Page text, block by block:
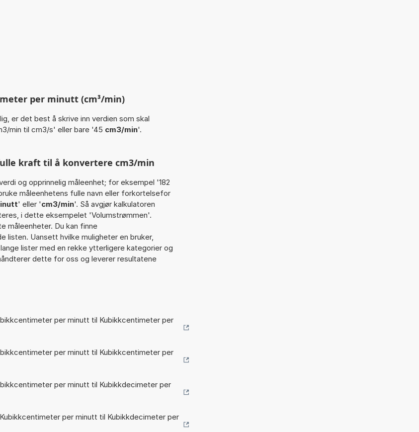
per minutt (cm³/min)
er det best å skrive inn verdien som skal
min til cm3/s' eller bare '45 cm3/min'.
kraft til å konvertere cm3/min
og opprinnelig måleenhet; for eksempel '182
måleenhetens fulle navn eller forkortelsefor
' eller 'cm3/min'. Så avgjør kalkulatoren
i dette eksempelet 'Volumstrømmen'.
måleenheter. Du kan finne
listen. Uansett hvilke muligheter en bruker,
lister med en rekke ytterligere kategorier og
dette for oss og leverer resultatene
per minutt til Kubikkcentimeter per
per minutt til Kubikkcentimeter per
per minutt til Kubikkdecimeter per
per minutt til Kubikkdecimeter per